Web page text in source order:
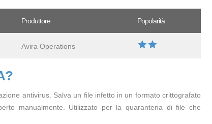
Produttore Popolarità
Avira Operations
antivirus. Salva un file infetto in un formato crittografato
manualmente. Utilizzato per la quarantena di file che